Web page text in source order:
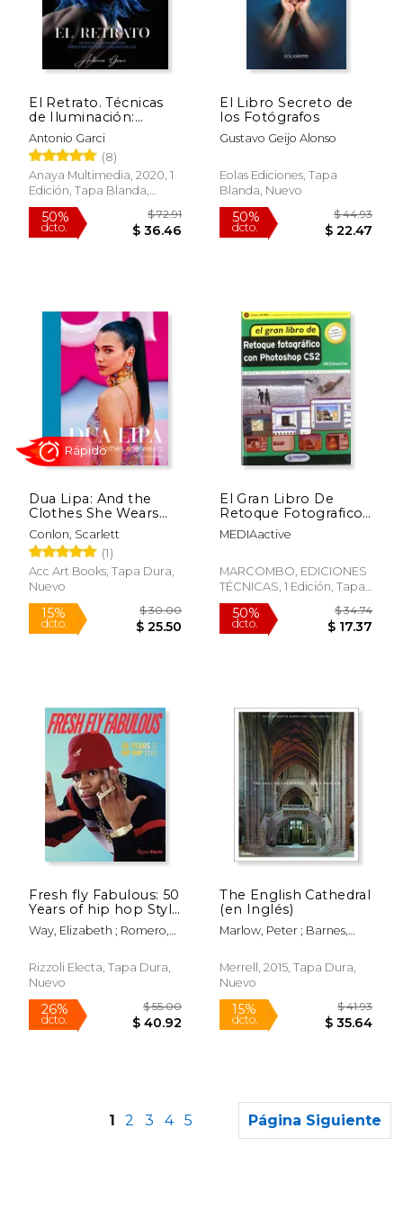
dcto. dcto.
50%
dcto. $ 25.57
15%
dcto.
dcto. $ 23.97 dcto. $
El Retrato. Técnicas
de Iluminación:
Dirección de Poses y
Calidad de luz
Antonio Garci
(8)
Anaya Multimedia, 2020, 1
Edición, Tapa Blanda,
Nuevo
El Libro Secreto de
los Fotógrafos
Gustavo Geijo Alonso
Eolas Ediciones, Tapa
Blanda, Nuevo
Dua Lipa: And the
Clothes She Wears
(en Inglés)
Conlon, Scarlett
(1)
Acc Art Books, Tapa Dura,
Nuevo
El Gran Libro De
Retoque Fotografico
Con Photoshop Cs2
MEDIAactive
MARCOMBO, EDICIONES
TÉCNICAS, 1 Edición, Tapa
Blanda, Nuevo
Fresh fly Fabulous: 50
Years of hip hop Style
(en Inglés)
Way, Elizabeth ; Romero,
Rizzoli Electa, Tapa Dura,
Nuevo
The English Cathedral
(en Inglés)
Marlow, Peter ; Barnes,
Merrell, 2015, Tapa Dura,
Nuevo
1 2 3 4 5 Página Siguiente